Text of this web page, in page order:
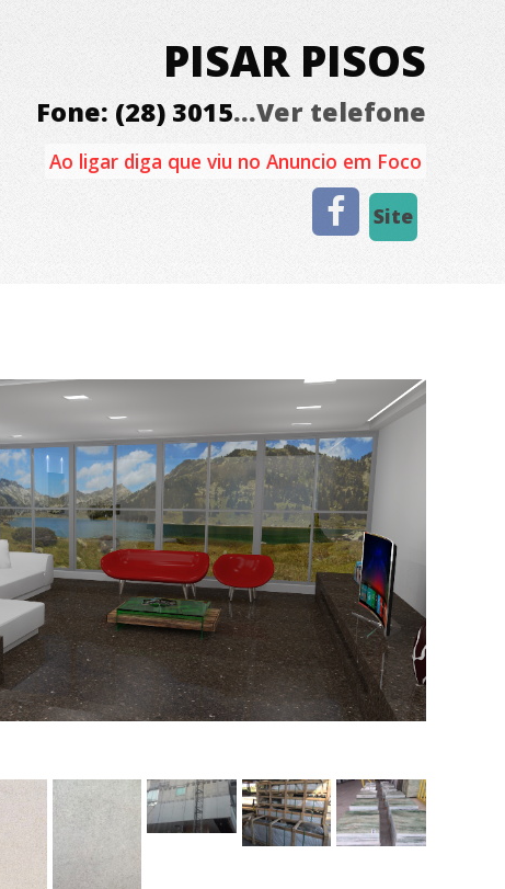
PISAR PISOS
Fone: (28) 3015...Ver telefone
Ao ligar diga que viu no Anuncio em Foco
Site